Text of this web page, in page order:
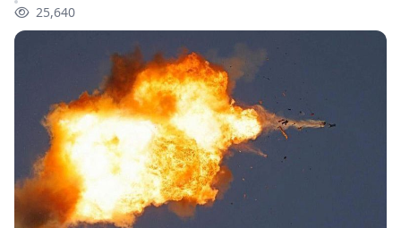
25,640